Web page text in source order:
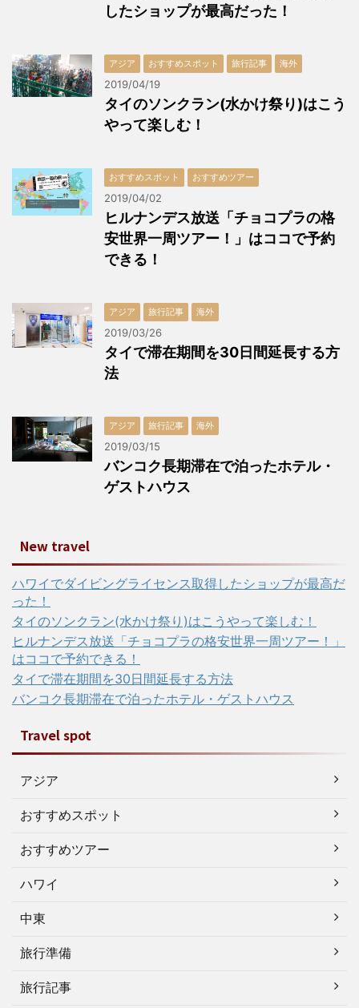
したショップが最高だった！
アジア おすすめスポット 旅行記事 海外
2019/04/19
タイのソンクラン(水かけ祭り)はこう
やって楽しむ！
おすすめスポット おすすめツアー
2019/04/02
ヒルナンデス放送「チョコプラの格
安世界一周ツアー！」はココで予約
できる！
アジア 旅行記事 海外
2019/03/26
タイで滞在期間を30日間延長する方
法
アジア 旅行記事 海外
2019/03/15
バンコク長期滞在で泊ったホテル・
ゲストハウス
New travel
ハワイでダイビングライセンス取得したショップが最高だ
った！
タイのソンクラン(水かけ祭り)はこうやって楽しむ！
ヒルナンデス放送「チョコプラの格安世界一周ツアー！」
はココで予約できる！
タイで滞在期間を30日間延長する方法
バンコク長期滞在で泊ったホテル・ゲストハウス
Travel spot
アジア
おすすめスポット
おすすめツアー
ハワイ
中東
旅行準備
旅行記事